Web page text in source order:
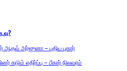
ஆதவ் அர்ஜுனா – புதிய புகார்
கடும் எதிர்ப்பு – பீகார் நிலவரம்